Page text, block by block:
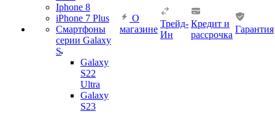
Iphone 8
iPhone 7 Plus
Смартфоны
серии Galaxy
S
Galaxy
S22
Ultra
Galaxy
S23
О
магазине
Трейд-
Ин
Кредит и
рассрочка
Гарантия